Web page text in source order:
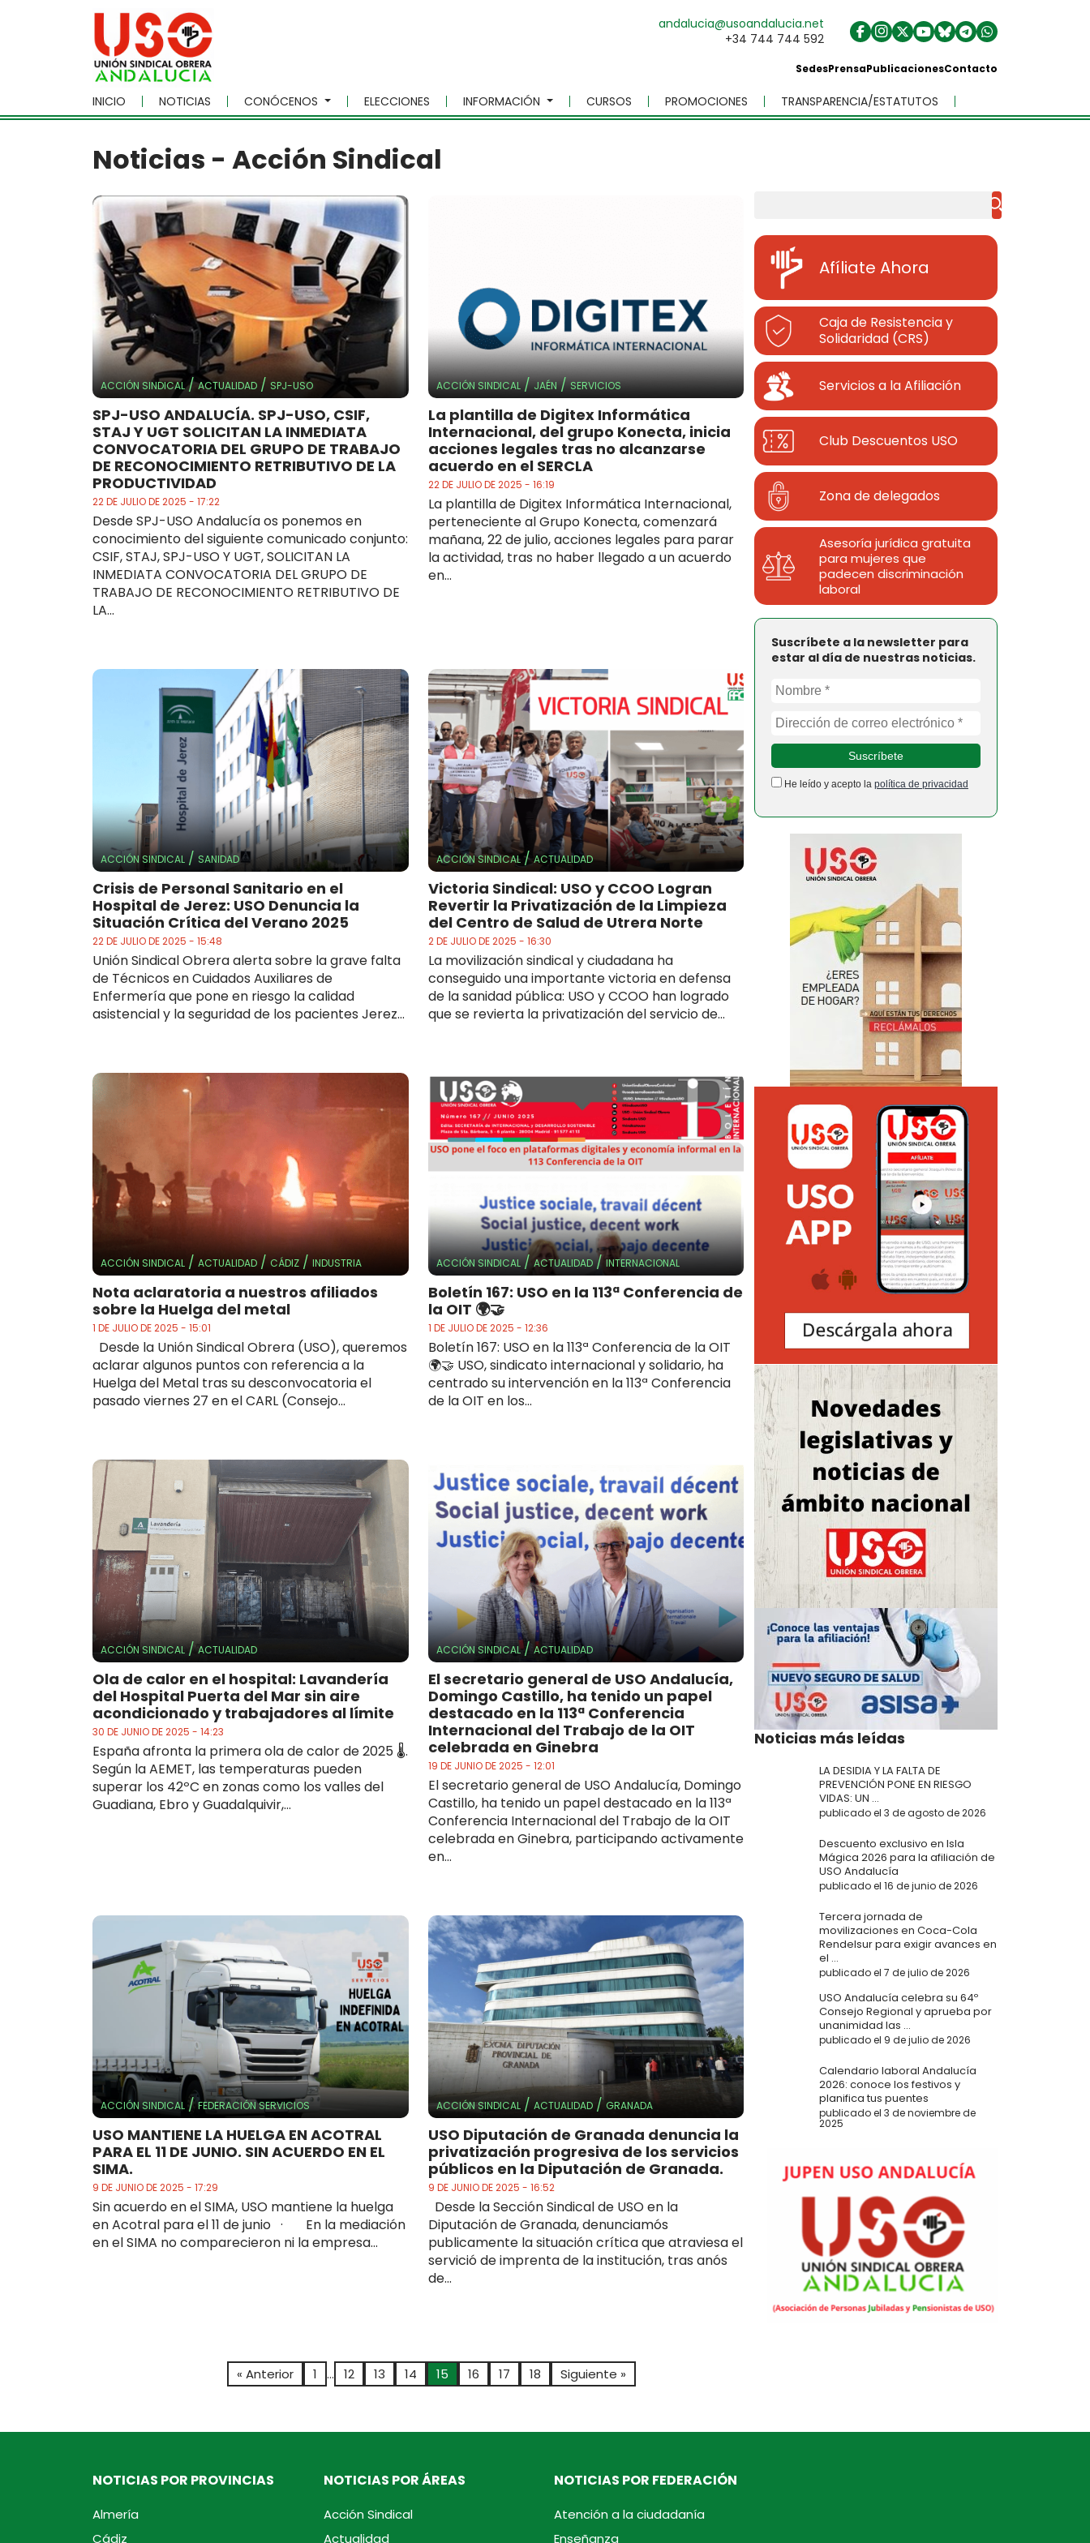
Skip to main content
andalucia@usoandalucia.net
+34 744 744 592
SedesPrensaPublicacionesContacto
INICIO NOTICIAS CONÓCENOS ELECCIONES INFORMACIÓN CURSOS PROMOCIONES TRANSPARENCIA/ESTATUTOS
Noticias - Acción Sindical
ACCIÓN SINDICAL/ACTUALIDAD / SPJ-USO
SPJ-USO ANDALUCÍA. SPJ-USO, CSIF,
STAJ Y UGT SOLICITAN LA INMEDIATA
CONVOCATORIA DEL GRUPO DE TRABAJO
DE RECONOCIMIENTO RETRIBUTIVO DE LA
PRODUCTIVIDAD
22 DE JULIO DE 2025 - 17:22
Desde SPJ-USO Andalucía os ponemos en
conocimiento del siguiente comunicado conjunto:
CSIF, STAJ, SPJ-USO Y UGT, SOLICITAN LA
INMEDIATA CONVOCATORIA DEL GRUPO DE
TRABAJO DE RECONOCIMIENTO RETRIBUTIVO DE
LA...
ACCIÓN SINDICAL/JAÉN/SERVICIOS
La plantilla de Digitex Informática
Internacional, del grupo Konecta, inicia
acciones legales tras no alcanzarse
acuerdo en el SERCLA
22 DE JULIO DE 2025 - 16:19
La plantilla de Digitex Informática Internacional,
perteneciente al Grupo Konecta, comenzará
mañana, 22 de julio, acciones legales para parar
la actividad, tras no haber llegado a un acuerdo
en...
ACCIÓN SINDICAL /SANIDAD
Crisis de Personal Sanitario en el
Hospital de Jerez: USO Denuncia la
Situación Crítica del Verano 2025
22 DE JULIO DE 2025 - 15:48
Unión Sindical Obrera alerta sobre la grave falta
de Técnicos en Cuidados Auxiliares de
Enfermería que pone en riesgo la calidad
asistencial y la seguridad de los pacientes Jerez...
ACCIÓN SINDICAL/ACTUALIDAD
Victoria Sindical: USO y CCOO Logran
Revertir la Privatización de la Limpieza
del Centro de Salud de Utrera Norte
2 DE JULIO DE 2025 - 16:30
La movilización sindical y ciudadana ha
conseguido una importante victoria en defensa
de la sanidad pública: USO y CCOO han logrado
que se revierta la privatización del servicio de...
ACCIÓN SINDICAL / ACTUALIDAD/CÁDIZ/INDUSTRIA
Nota aclaratoria a nuestros afiliados
sobre la Huelga del metal
1 DE JULIO DE 2025 - 15:01
Desde la Unión Sindical Obrera (USO), queremos
aclarar algunos puntos con referencia a la
Huelga del Metal tras su desconvocatoria el
pasado viernes 27 en el CARL (Consejo...
ACCIÓN SINDICAL/ACTUALIDAD/INTERNACIONAL
Boletín 167: USO en la 113ª Conferencia de
la OIT 🌍🤝
1 DE JULIO DE 2025 - 12:36
Boletín 167: USO en la 113ª Conferencia de la OIT
🌍🤝 USO, sindicato internacional y solidario, ha
centrado su intervención en la 113ª Conferencia
de la OIT en los...
ACCIÓN SINDICAL/ACTUALIDAD
Ola de calor en el hospital: Lavandería
del Hospital Puerta del Mar sin aire
acondicionado y trabajadores al límite
30 DE JUNIO DE 2025 - 14:23
España afronta la primera ola de calor de 2025 🌡️.
Según la AEMET, las temperaturas pueden
superar los 42ºC en zonas como los valles del
Guadiana, Ebro y Guadalquivir,...
ACCIÓN SINDICAL/ACTUALIDAD
El secretario general de USO Andalucía,
Domingo Castillo, ha tenido un papel
destacado en la 113ª Conferencia
Internacional del Trabajo de la OIT
celebrada en Ginebra
19 DE JUNIO DE 2025 - 12:01
El secretario general de USO Andalucía, Domingo
Castillo, ha tenido un papel destacado en la 113ª
Conferencia Internacional del Trabajo de la OIT
celebrada en Ginebra, participando activamente
en...
ACCIÓN SINDICAL /FEDERACIÓN SERVICIOS
USO MANTIENE LA HUELGA EN ACOTRAL
PARA EL 11 DE JUNIO. SIN ACUERDO EN EL
SIMA.
9 DE JUNIO DE 2025 - 17:29
Sin acuerdo en el SIMA, USO mantiene la huelga
en Acotral para el 11 de junio · En la mediación
en el SIMA no comparecieron ni la empresa...
ACCIÓN SINDICAL/ACTUALIDAD/GRANADA
USO Diputación de Granada denuncia la
privatización progresiva de los servicios
públicos en la Diputación de Granada.
9 DE JUNIO DE 2025 - 16:52
Desde la Sección Sindical de USO en la
Diputación de Granada, denunciamós
publicamente la situación crítica que atraviesa el
servició de imprenta de la institución, tras anós
de...
« Anterior 1 … 12 13 14 15 16 17 18 Siguiente »
Afíliate Ahora
Caja de Resistencia y
Solidaridad (CRS)
Servicios a la Afiliación
Club Descuentos USO
Zona de delegados
Asesoría jurídica gratuita
para mujeres que
padecen discriminación
laboral
Suscríbete a la newsletter para
estar al día de nuestras noticias.
He leído y acepto la política de privacidad
Noticias más leídas
LA DESIDIA Y LA FALTA DE
PREVENCIÓN PONE EN RIESGO
VIDAS: UN ...
publicado el 3 de agosto de 2026
Descuento exclusivo en Isla
Mágica 2026 para la afiliación de
USO Andalucía
publicado el 16 de junio de 2026
Tercera jornada de
movilizaciones en Coca-Cola
Rendelsur para exigir avances en
el ...
publicado el 7 de julio de 2026
USO Andalucía celebra su 64º
Consejo Regional y aprueba por
unanimidad las ...
publicado el 9 de julio de 2026
Calendario laboral Andalucía
2026: conoce los festivos y
planifica tus puentes
publicado el 3 de noviembre de
2025
NOTICIAS POR PROVINCIAS
Almería
Cádiz
NOTICIAS POR ÁREAS
Acción Sindical
Actualidad
NOTICIAS POR FEDERACIÓN
Atención a la ciudadanía
Enseñanza